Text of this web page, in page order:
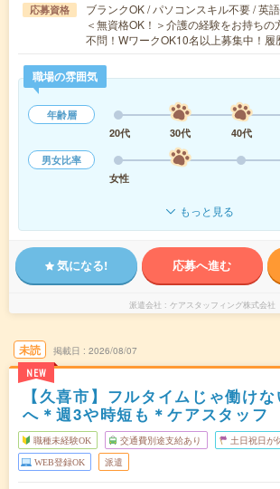
応募資格
ブランクOK / パソコンスキル不要 / 英
＜無資格OK！＞介護の経験をお持ち
不問！WワークOK10名以上募集中！
職場の雰囲気
年齢層
20代
30代 40代
男女比率
女性
もっと見る
気になる! 応募へ進む
派遣会社 ケアスタッフィング株式会社
未読
NEW
掲載日 2026/08/07
【久喜市】フルタイムじゃ働け
へ＊週3や時短も＊ケアスタッフ
職種未経験OK 交通費別途支給あり 土日祝日が
WEB登録OK 派遣